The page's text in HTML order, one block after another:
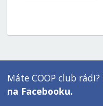
Máte COOP club rádi?
na Facebooku.